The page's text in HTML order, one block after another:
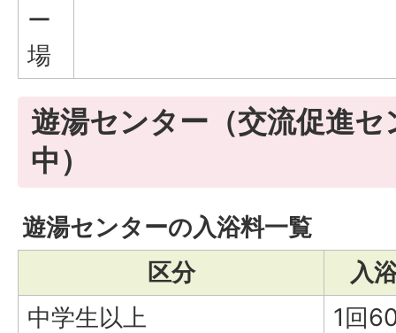
ー
場
遊湯センター（交流促進セ
中）
遊湯センターの入浴料一覧
区分
入
中学生以上
1回